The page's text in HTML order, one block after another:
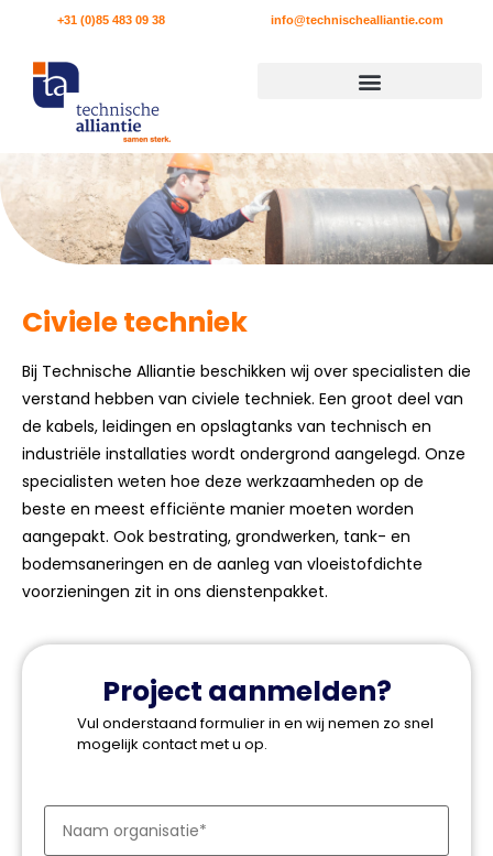
+31 (0)85 483 09 38 info@technischealliantie.com
Civiele techniek
Bij Technische Alliantie beschikken wij over specialisten die
verstand hebben van civiele techniek. Een groot deel van
de kabels, leidingen en opslagtanks van technisch en
industriële installaties wordt ondergrond aangelegd. Onze
specialisten weten hoe deze werkzaamheden op de
beste en meest efficiënte manier moeten worden
aangepakt. Ook bestrating, grondwerken, tank- en
bodemsaneringen en de aanleg van vloeistofdichte
voorzieningen zit in ons dienstenpakket.
Project aanmelden?
Vul onderstaand formulier in en wij nemen zo snel
mogelijk contact met u op.
Organisatie